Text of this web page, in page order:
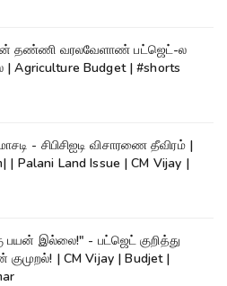
தண்ணி வரலவேளாண் பட்ஜெட்-ல
| Agriculture Budget | #shorts
- சிபிசிஐடி விசாரணை தீவிரம் |
| Palani Land Issue | CM Vijay |
பயன் இல்லை!" - பட்ஜெட் குறித்து
குமுறல்! | CM Vijay | Budjet |